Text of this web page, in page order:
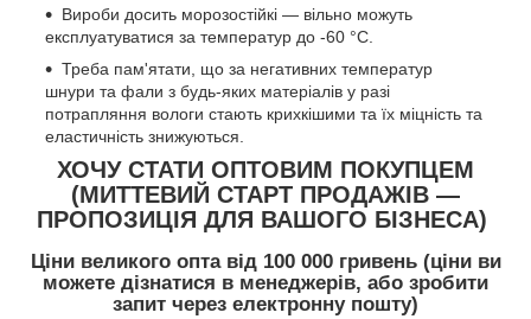
Вироби досить морозостійкі — вільно можуть
експлуатуватися за температур до -60 °C.
Треба пам'ятати, що за негативних температур
шнури та фали з будь-яких матеріалів у разі
потрапляння вологи стають крихкішими та їх міцність та
еластичність знижуються.
ХОЧУ СТАТИ ОПТОВИМ ПОКУПЦЕМ
(МИТТЕВИЙ СТАРТ ПРОДАЖІВ —
ПРОПОЗИЦІЯ ДЛЯ ВАШОГО БІЗНЕСА)
Ціни великого опта від 100 000 гривень (ціни ви
можете дізнатися в менеджерів, або зробити
запит через електронну пошту)